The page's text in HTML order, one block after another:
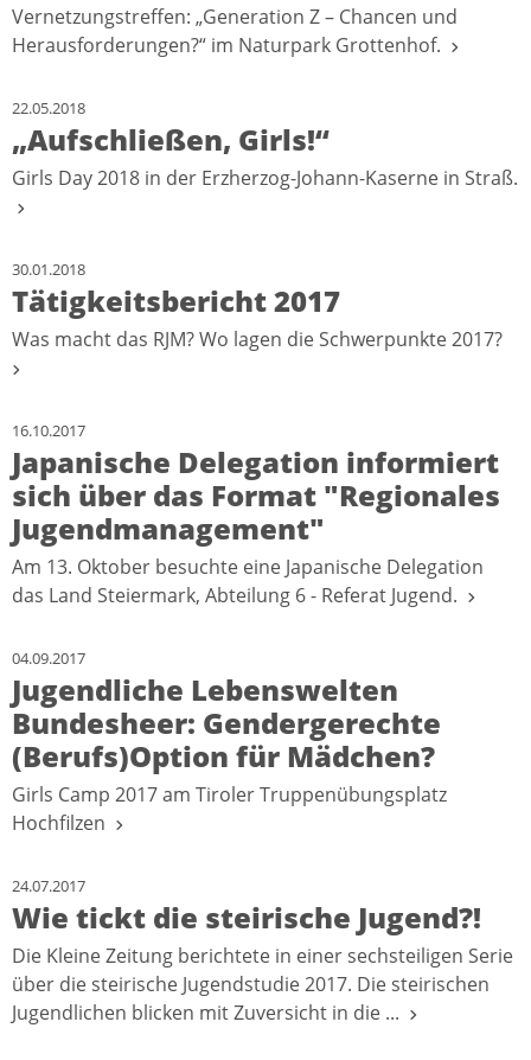
Vernetzungstreffen: „Generation Z – Chancen und
Herausforderungen?“ im Naturpark Grottenhof.
22.05.2018
„Aufschließen, Girls!“
Girls Day 2018 in der Erzherzog-Johann-Kaserne in Straß.
30.01.2018
Tätigkeitsbericht 2017
Was macht das RJM? Wo lagen die Schwerpunkte 2017?
16.10.2017
Japanische Delegation informiert
sich über das Format "Regionales
Jugendmanagement"
Am 13. Oktober besuchte eine Japanische Delegation
das Land Steiermark, Abteilung 6 - Referat Jugend.
04.09.2017
Jugendliche Lebenswelten
Bundesheer: Gendergerechte
(Berufs)Option für Mädchen?
Girls Camp 2017 am Tiroler Truppenübungsplatz
Hochfilzen
24.07.2017
Wie tickt die steirische Jugend?!
Die Kleine Zeitung berichtete in einer sechsteiligen Serie
über die steirische Jugendstudie 2017. Die steirischen
Jugendlichen blicken mit Zuversicht in die ...